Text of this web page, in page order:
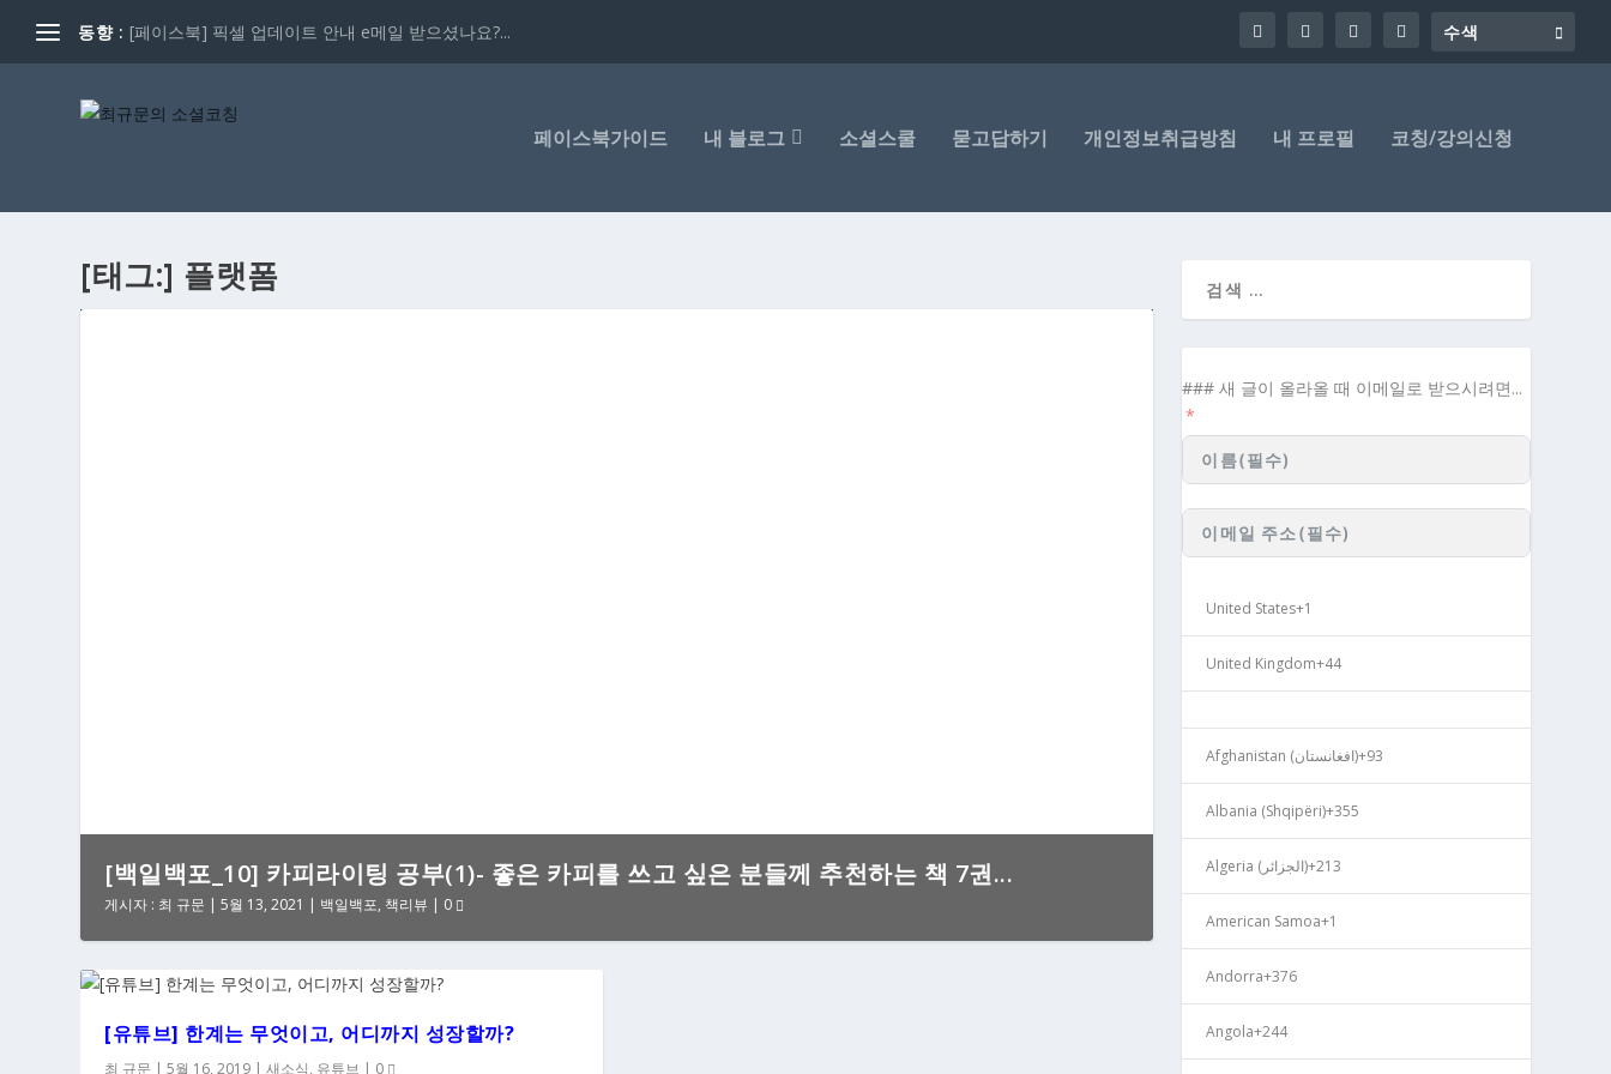
동향 : [페이스북] 픽셀 업데이트 안내 e메일 받으셨나요?...
페이스북가이드 내 블로그 소셜스쿨 묻고답하기 개인정보취급방침 내 프로필 코칭/강의신청
[태그:] 플랫폼
[백일백포_10] 카피라이팅 공부(1)- 좋은 카피를 쓰고 싶은 분들께 추천하는 책 7권...
게시자 : 최 규문 |5월 13, 2021 | 백일백포, 책리뷰 | 0
[유튜브] 한계는 무엇이고, 어디까지 성장할까?
최 규문 |5월 16, 2019 |새소식, 유튜브 | 0
### 새 글이 올라올 때 이메일로 받으시려면...
United States+1
United Kingdom+44
Afghanistan (‫افغانستان‬‎)+93
Albania (Shqipëri)+355
Algeria (‫الجزائر‬‎)+213
American Samoa+1
Andorra+376
Angola+244